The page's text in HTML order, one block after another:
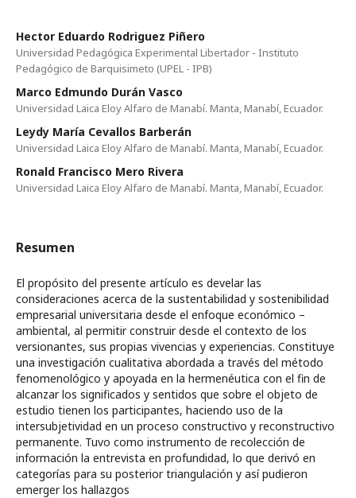
Hector Eduardo Rodriguez Piñero
Universidad Pedagógica Experimental Libertador - Instituto
Pedagógico de Barquisimeto (UPEL - IPB)
Marco Edmundo Durán Vasco
Universidad Laica Eloy Alfaro de Manabí. Manta, Manabí, Ecuador.
Leydy María Cevallos Barberán
Universidad Laica Eloy Alfaro de Manabí. Manta, Manabí, Ecuador.
Ronald Francisco Mero Rivera
Universidad Laica Eloy Alfaro de Manabí. Manta, Manabí, Ecuador.
Resumen
El propósito del presente artículo es develar las
consideraciones acerca de la sustentabilidad y sostenibilidad
empresarial universitaria desde el enfoque económico –
ambiental, al permitir construir desde el contexto de los
versionantes, sus propias vivencias y experiencias. Constituye
una investigación cualitativa abordada a través del método
fenomenológico y apoyada en la hermenéutica con el fin de
alcanzar los significados y sentidos que sobre el objeto de
estudio tienen los participantes, haciendo uso de la
intersubjetividad en un proceso constructivo y reconstructivo
permanente. Tuvo como instrumento de recolección de
información la entrevista en profundidad, lo que derivó en
categorías para su posterior triangulación y así pudieron
emerger los hallazgos